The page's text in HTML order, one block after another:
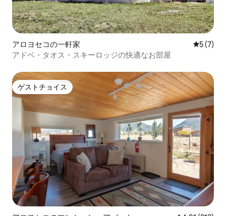
アロヨセコの一軒家 レビュー
5 (7)
アドベ・タオス・スキーロッジの快適なお部屋
ゲストチョイス
ゲストチョイス